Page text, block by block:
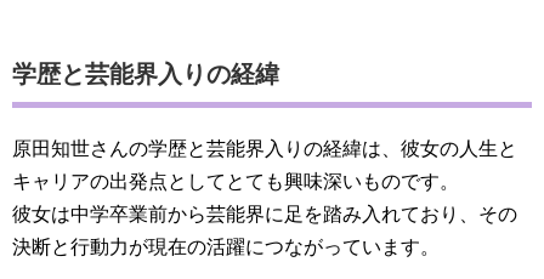
学歴と芸能界入りの経緯
原田知世さんの学歴と芸能界入りの経緯は、彼女の人生と
キャリアの出発点としてとても興味深いものです。
彼女は中学卒業前から芸能界に足を踏み入れており、その
決断と行動力が現在の活躍につながっています。